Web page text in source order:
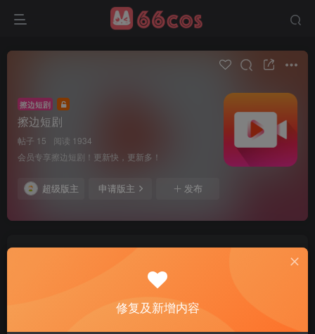
擦边短剧
擦边短剧
帖子 15
阅读 1934
会员专享擦边短剧！更新快，更新多！
超级版主 申请版主 发布
修复及新增内容